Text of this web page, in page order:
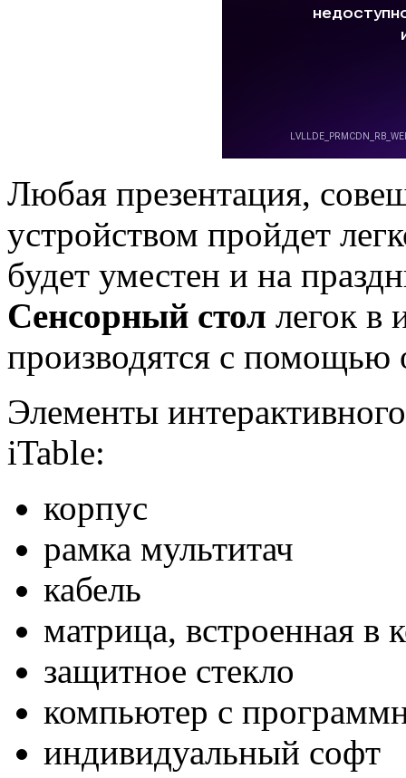
Любая презентация,
устройством пройдет
будет уместен и на
Сенсорный стол легок в
производятся с помощью
Элементы
iTable:
корпус
рамка мультитач
кабель
матрица, встроенная в
защитное стекло
компьютер с
индивидуальный софт